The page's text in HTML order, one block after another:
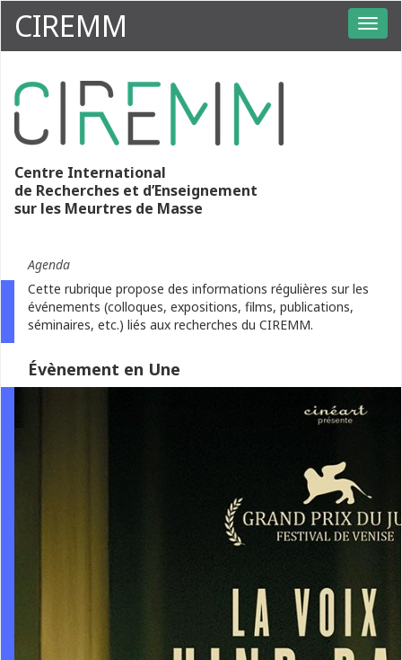
CIREMM
Centre International
de Recherches et d’Enseignement
sur les Meurtres de Masse
Agenda
Cette rubrique propose des informations régulières sur les
événements (colloques, expositions, films, publications,
séminaires, etc.) liés aux recherches du CIREMM.
Évènement en Une